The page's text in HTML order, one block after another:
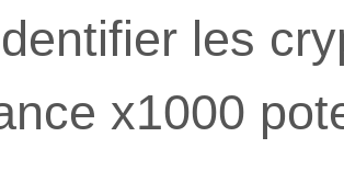
les
x1000